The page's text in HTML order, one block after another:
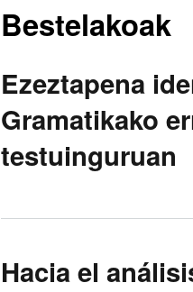
Bestelakoak
Ezeztapena
Gramatikako
testuinguruan
Hacia el